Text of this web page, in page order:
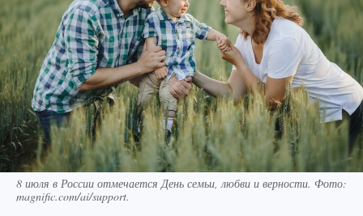
8 июля в России отмечается День семьи, любви и верности. Фото:
magnific.com/ai/support.